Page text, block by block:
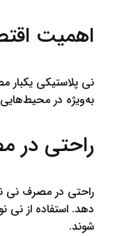
اهمیت
نی پلاستیکی
به‌ویژه در
راحتی در
راحتی در مصرف نی
دهد. استفاده از
شوند.